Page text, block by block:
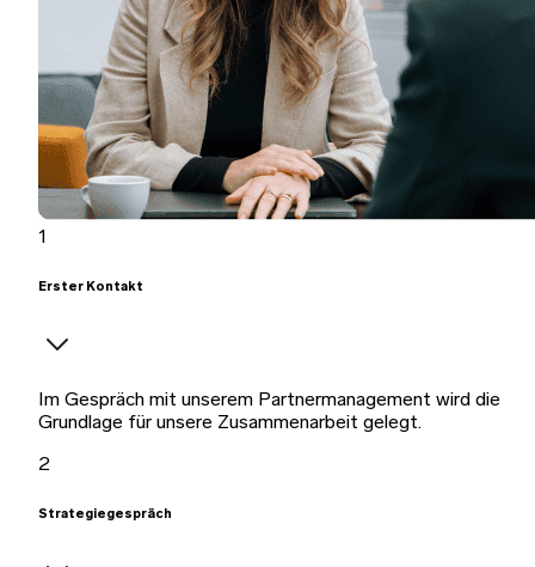
1
Erster Kontakt
Im Gespräch mit unserem Partnermanagement wird die
Grundlage für unsere Zusammenarbeit gelegt.
2
Strategiegespräch